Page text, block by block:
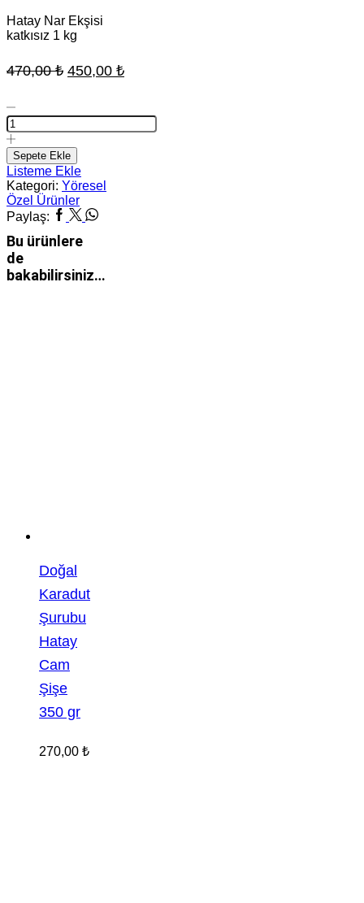
Hatay Nar Ekşisi
katkısız 1 kg
470,00₺ Orijinal
470,00 ₺.
450,00 ₺Şu
fiyat:
Hatay
Nar
Ekşisi
katkısız
1
kg
adet
Sepete Ekle
Listeme Ekle
Kategori: Yöresel
Özel Ürünler
Paylaş: Facebook
TwitterWhatsapp
Bu ürünlere
de
bakabilirsiniz…
Doğal
Karadut
Şurubu
Hatay
Cam
Şişe
350 gr
270,00 ₺